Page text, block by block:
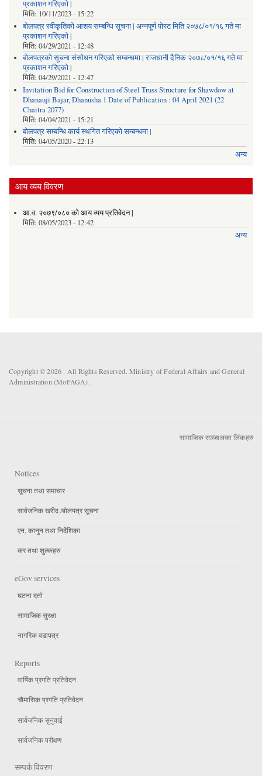
प्रकाशन गरिएको |
मिति: 10/11/2023 - 15:22
बोलपत्र स्वीकृतिको आशय सम्बन्धि सूचना | अन्नपूर्ण पोस्ट मिति २०७८/०१/१६ गते मा
प्रकाशन गरिएको |
मिति: 04/29/2021 - 12:48
बोलपत्रको सूचना संसोधन गरिएको सम्बन्धमा | राजधानी दैनिक २०७८/०१/१६ गते मा
प्रकाशन गरिएको |
मिति: 04/29/2021 - 12:47
Invitation Bid for Construction of Steel Truss Structure for Shawdow at
Dhanauji Bajar, Dhanusha 1 Date of Publication : 04 April 2021 (22
Chaitra 2077)
मिति: 04/04/2021 - 15:21
बोलपत्र सम्बन्धि कार्य स्थगित गरिएको सम्बन्धमा |
मिति: 04/05/2020 - 22:13
अन्य
आय व्यय विवरण
आ.व. २०७९/०८० को आय व्यय प्रतिवेदन |
मिति: 08/05/2023 - 12:42
अन्य
Copyright © 2026 . All Rights Reserved. Ministry of Federal Affairs and General
Administration (MoFAGA).
सामाजिक सञ्जालका लिंकहरु
Notices
सूचना तथा समाचार
सार्वजनिक खरीद /बोलपत्र सूचना
एन, कानुन तथा निर्देशिका
कर तथा शुल्कहरु
eGov services
घटना दर्ता
सामाजिक सुरक्षा
नागरिक वडापत्र
Reports
वार्षिक प्रगति प्रतिवेदन
चौमासिक प्रगति प्रतिवेदन
सार्वजनिक सुनुवाई
सार्वजनिक परीक्षण
सम्पर्क विवरण